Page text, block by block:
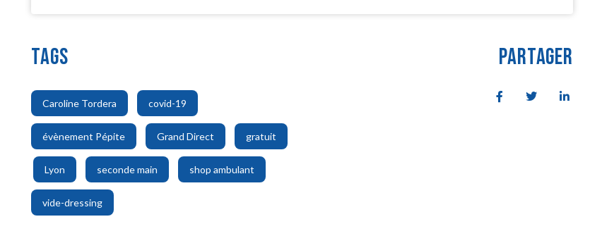
TAGS
Caroline Tordera
,
covid-19
évènement Pépite
,
Grand Direct
,
gratuit
,
Lyon
,
seconde main
,
shop ambulant
vide-dressing
PARTAGER